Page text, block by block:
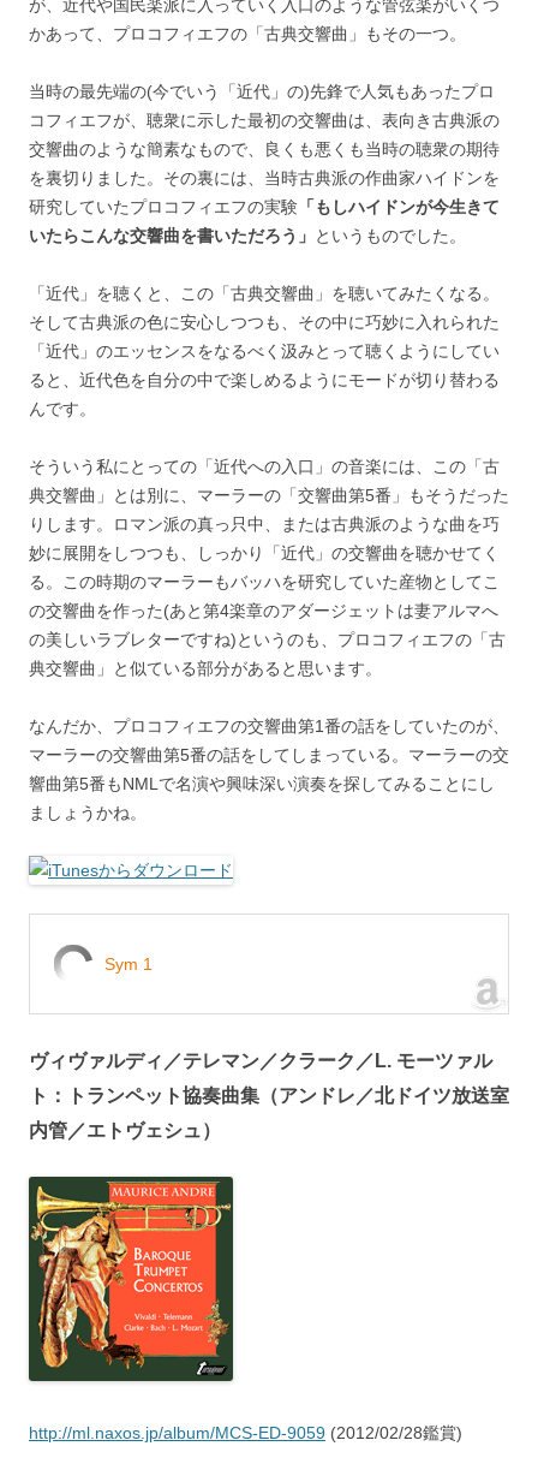
が、近代や国民楽派に入っていく入口のような管弦楽がいくつ
かあって、プロコフィエフの「古典交響曲」もその一つ。
当時の最先端の(今でいう「近代」の)先鋒で人気もあったプロ
コフィエフが、聴衆に示した最初の交響曲は、表向き古典派の
交響曲のような簡素なもので、良くも悪くも当時の聴衆の期待
を裏切りました。その裏には、当時古典派の作曲家ハイドンを
研究していたプロコフィエフの実験 「もしハイドンが今生きて
いたらこんな交響曲を書いただろう」 というものでした。
「近代」を聴くと、この「古典交響曲」を聴いてみたくなる。
そして古典派の色に安心しつつも、その中に巧妙に入れられた
「近代」のエッセンスをなるべく汲みとって聴くようにしてい
ると、近代色を自分の中で楽しめるようにモードが切り替わる
んです。
そういう私にとっての「近代への入口」の音楽には、この「古
典交響曲」とは別に、マーラーの「交響曲第5番」もそうだった
りします。ロマン派の真っ只中、または古典派のような曲を巧
妙に展開をしつつも、しっかり「近代」の交響曲を聴かせてく
る。この時期のマーラーもバッハを研究していた産物としてこ
の交響曲を作った(あと第4楽章のアダージェットは妻アルマへ
の美しいラブレターですね)というのも、プロコフィエフの「古
典交響曲」と似ている部分があると思います。
なんだか、プロコフィエフの交響曲第1番の話をしていたのが、
マーラーの交響曲第5番の話をしてしまっている。マーラーの交
響曲第5番もNMLで名演や興味深い演奏を探してみることにし
ましょうかね。
Sym 1
ヴィヴァルディ／テレマン／クラーク／L. モーツァル
ト：トランペット協奏曲集（アンドレ／北ドイツ放送室
内管／エトヴェシュ）
http://ml.naxos.jp/album/MCS-ED-9059 (2012/02/28鑑賞)